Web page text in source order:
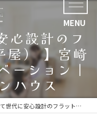
心設計のフ
屋） 】宮崎
ーション |
ハウス
設計のフラットハウス（平屋） 】宮崎市で新築・リノベーション | mikiデザインハウス